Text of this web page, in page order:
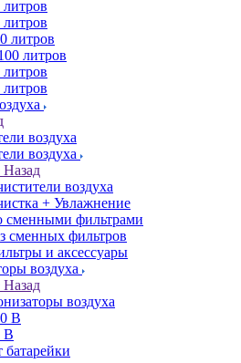
литров
литров
литров
литров
литров
литров
воздуха
воздуха
Назад
воздуха
+ Увлажнение
сменными фильтрами
сменных фильтров
и аксессуары
воздуха
Назад
воздуха
В
В
батарейки